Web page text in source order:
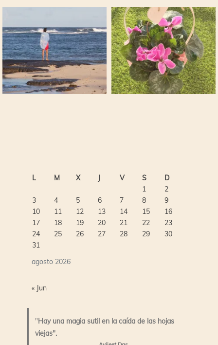
agosto 2026
L M X J V S
D
1
2
3
4 5 6 7 8
9
10
11 12 13 14 15
16
17
18 19 20 21 22
23
24
25 26 27 28 29
30
31
« Jun
"Hay una magia sutil en la caída de las hojas
viejas".